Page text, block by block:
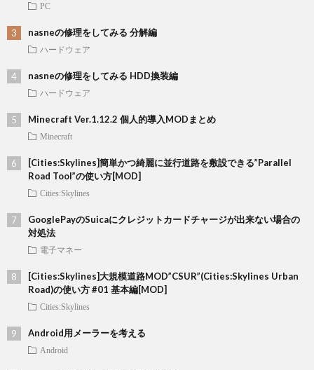
PC
nasneの修理をしてみる 分解編
ハードウェア
nasneの修理をしてみる HDD換装編
ハードウェア
Minecraft Ver.1.12.2 個人的導入MODまとめ
Minecraft
[Cities:Skylines]簡単かつ綺麗に並行道路を敷設できる”Parallel
Road Tool”の使い方[MOD]
Cities:Skylines
GooglePayのSuicaにクレジットカードチャージが出来ない場合の
対処法
電子マネー
[Cities:Skylines]大規模道路MOD”CSUR”(Cities:Skylines Urban
Road)の使い方 #01 基本編[MOD]
Cities:Skylines
Android用メーラーを考える
Android